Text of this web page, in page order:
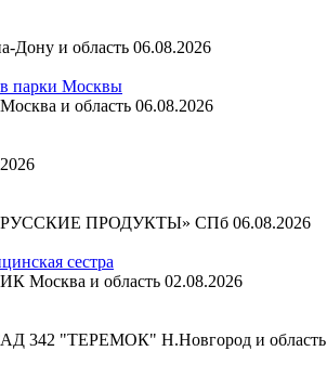
Дону и область 06.08.2026
парки Москвы
Москва и область 06.08.2026
ПРОДУКТЫ» СПб 06.08.2026
сестра
Москва и область 02.08.2026
342 "ТЕРЕМОК" Н.Новгород и область